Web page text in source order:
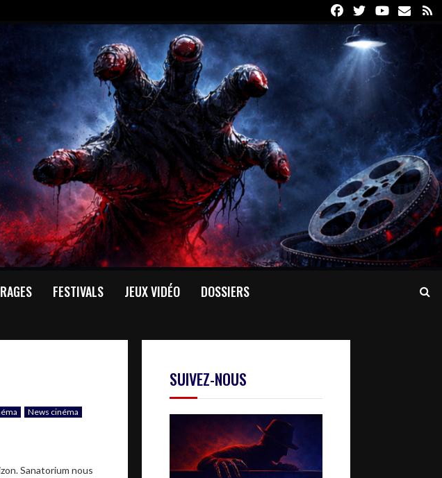
FacebookTwitterYoutube
Email
FESTIVALS JEUX VIDÉO DOSSIERS
News cinéma
Sanatorium nous
SUIVEZ-NOUS